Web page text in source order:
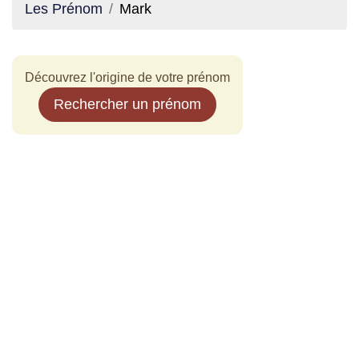
Les Prénom Mark
Découvrez l'origine de votre prénom
Rechercher un prénom